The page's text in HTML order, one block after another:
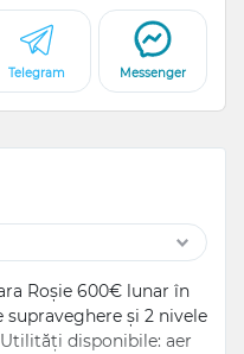
Telegram Messenger
Roşie 600€ lunar în
şi 2 nivele
disponibile: aer